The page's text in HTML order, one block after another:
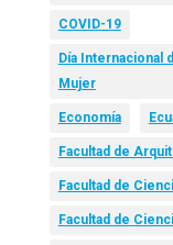
COVID-19
Día Internacional
Mujer
Economía
Facultad de
Facultad de
Facultad de